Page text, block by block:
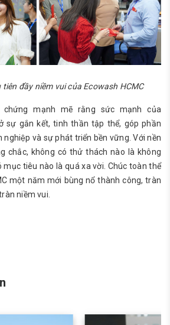
đầy niềm vui của Ecowash HCMC
chứng mạnh mẽ rằng sức mạnh của
sự gắn kết, tinh thần tập thể, góp phần
nghiệp và sự phát triển bền vững. Với nền
chắc, không có thử thách nào là không
tiêu nào là quá xa vời. Chúc toàn thể
một năm mới bùng nổ thành công, tràn
niềm vui.